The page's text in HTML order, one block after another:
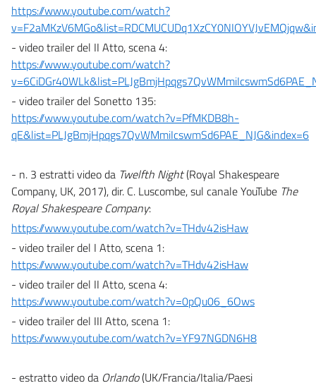
https://www.youtube.com/watch?
- video trailer del II Atto, scena 4:
https://www.youtube.com/watch?
- video trailer del Sonetto 135:
https://www.youtube.com/watch?v=PfMKDB8h-
qE&list=PLJgBmjHpqgs7QvWMmiIcswmSd6PAE_NJG&index=6
- n. 3 estratti video da Twelfth Night(Royal Shakespeare
Company, UK, 2017), dir. C. Luscombe, sul canale YouTube The
Royal Shakespeare Company:
https://www.youtube.com/watch?v=THdv42isHaw
- video trailer del I Atto, scena 1:
https://www.youtube.com/watch?v=THdv42isHaw
- video trailer del II Atto, scena 4:
https://www.youtube.com/watch?v=0pQu06_6Ows
- video trailer del III Atto, scena 1:
https://www.youtube.com/watch?v=YF97NGDN6H8
- estratto video da Orlando(UK/Francia/Italia/Paesi